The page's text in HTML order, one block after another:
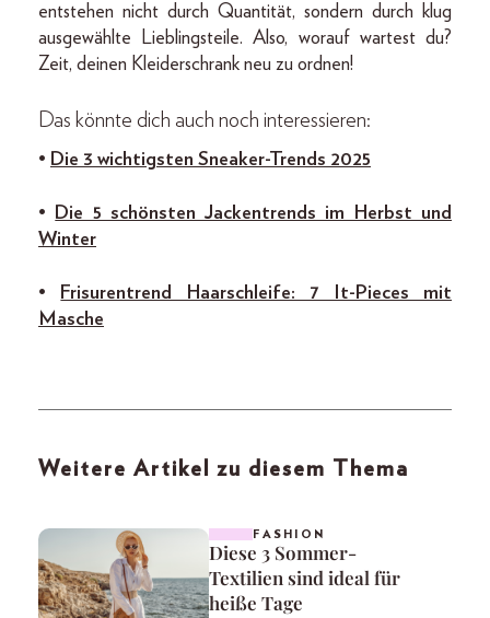
entstehen nicht durch Quantität, sondern durch klug
ausgewählte Lieblingsteile. Also, worauf wartest du?
Zeit, deinen Kleiderschrank neu zu ordnen!
Das könnte dich auch noch interessieren:
• Die 3 wichtigsten Sneaker-Trends 2025
•
Die 5 schönsten Jackentrends im Herbst und
Winter
•
Frisurentrend Haarschleife: 7 It-Pieces mit
Masche
Weitere Artikel zu diesem Thema
FASHION
Diese 3 Sommer-
Textilien sind ideal für
heiße Tage